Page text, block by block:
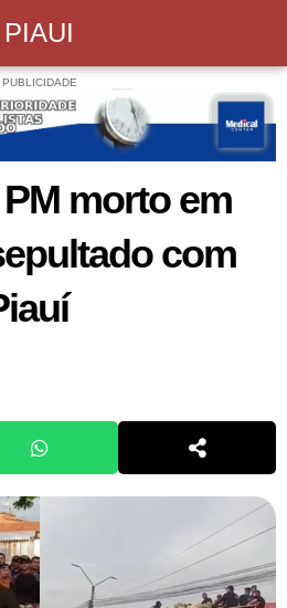
PIAUI
PUBLICIDADE
morto em
com